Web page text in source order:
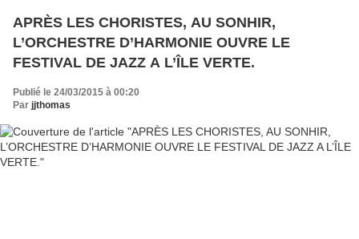
APRÈS LES CHORISTES, AU SONHIR,
L’ORCHESTRE D’HARMONIE OUVRE LE
FESTIVAL DE JAZZ A L’ÎLE VERTE.
Publié le 24/03/2015 à 00:20
Par jjthomas